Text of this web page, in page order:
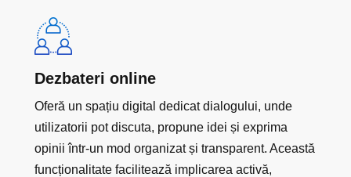
Dezbateri online
Oferă un spațiu digital dedicat dialogului, unde
utilizatorii pot discuta, propune idei și exprima
opinii într-un mod organizat și transparent. Această
funcționalitate facilitează implicarea activă,